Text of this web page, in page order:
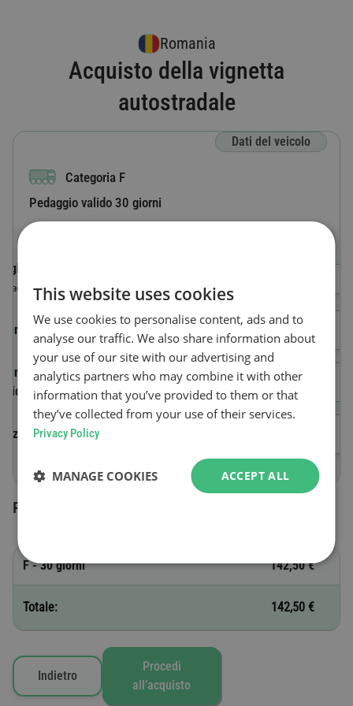
Romania
Acquisto della vignetta
autostradale
Dati del veicolo
Categoria F
Pedaggio valido 30 giorni
Sigla internazionale
Il paese in cui è registrato il veicolo.
Numero di targa
Numero identificativo del
veicolo (VIN)
Inizio validità
Pedaggi selezionati
F - 30 giorni 142,50 €
Totale: 142,50 €
Indietro
Procedi
all’acquisto
This website uses cookies
We use cookies to personalise content, ads and to
analyse our traffic. We also share information about
your use of our site with our advertising and
analytics partners who may combine it with other
information that you’ve provided to them or that
they’ve collected from your use of their services.
Privacy Policy
ACCEPT ALL
MANAGE COOKIES